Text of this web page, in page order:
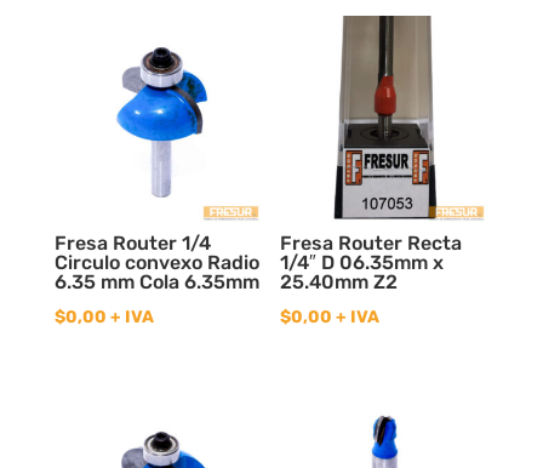
Fresa Router 1/4
Circulo convexo Radio
6.35 mm Cola 6.35mm
$0,00 + IVA
Fresa Router Recta
1/4″ D 06.35mm x
25.40mm Z2
$0,00 + IVA